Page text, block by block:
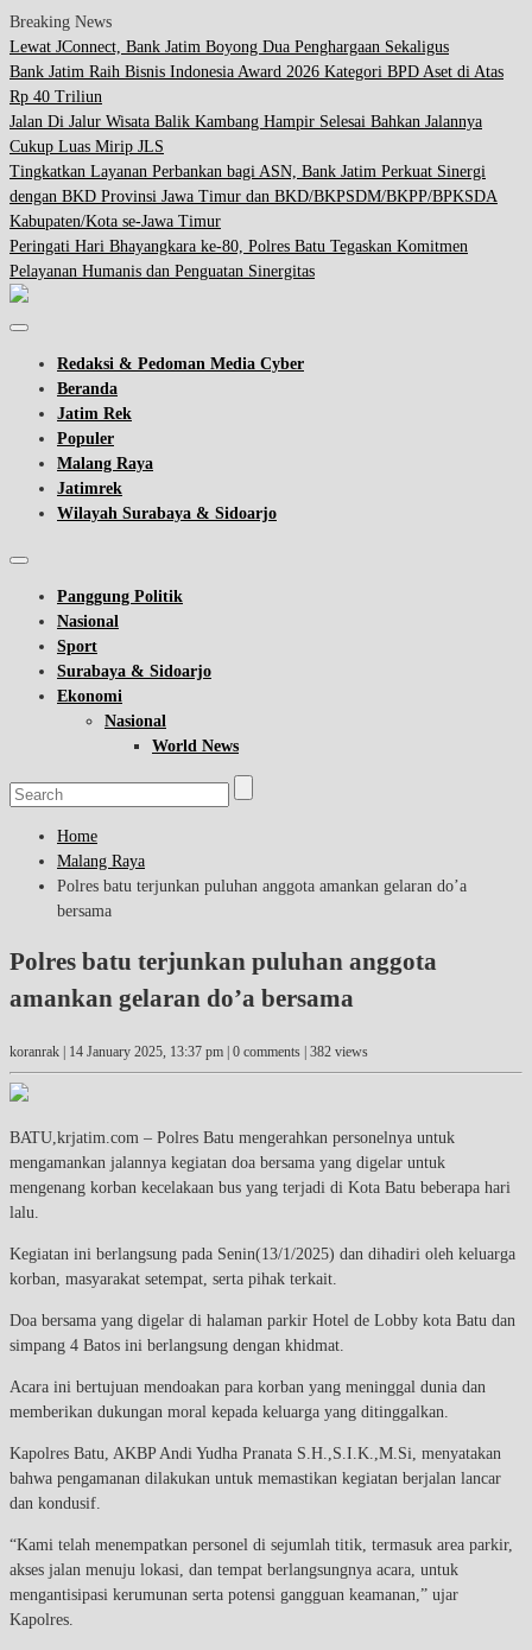
Breaking News
Lewat JConnect, Bank Jatim Boyong Dua Penghargaan Sekaligus
Bank Jatim Raih Bisnis Indonesia Award 2026 Kategori BPD Aset di Atas
Rp 40 Triliun
Jalan Di Jalur Wisata Balik Kambang Hampir Selesai Bahkan Jalannya
Cukup Luas Mirip JLS
Tingkatkan Layanan Perbankan bagi ASN, Bank Jatim Perkuat Sinergi
dengan BKD Provinsi Jawa Timur dan BKD/BKPSDM/BKPP/BPKSDA
Kabupaten/Kota se-Jawa Timur
Peringati Hari Bhayangkara ke-80, Polres Batu Tegaskan Komitmen
Pelayanan Humanis dan Penguatan Sinergitas
Redaksi & Pedoman Media Cyber
Beranda
Jatim Rek
Populer
Malang Raya
Jatimrek
Wilayah Surabaya & Sidoarjo
Panggung Politik
Nasional
Sport
Surabaya & Sidoarjo
Ekonomi
Nasional
World News
Home
Malang Raya
Polres batu terjunkan puluhan anggota amankan gelaran do’a
bersama
Polres batu terjunkan puluhan anggota
amankan gelaran do’a bersama
koranrak | 14 January 2025, 13:37 pm | 0 comments | 382 views
BATU,krjatim.com – Polres Batu mengerahkan personelnya untuk
mengamankan jalannya kegiatan doa bersama yang digelar untuk
mengenang korban kecelakaan bus yang terjadi di Kota Batu beberapa hari
lalu.
Kegiatan ini berlangsung pada Senin(13/1/2025) dan dihadiri oleh keluarga
korban, masyarakat setempat, serta pihak terkait.
Doa bersama yang digelar di halaman parkir Hotel de Lobby kota Batu dan
simpang 4 Batos ini berlangsung dengan khidmat.
Acara ini bertujuan mendoakan para korban yang meninggal dunia dan
memberikan dukungan moral kepada keluarga yang ditinggalkan.
Kapolres Batu, AKBP Andi Yudha Pranata S.H.,S.I.K.,M.Si, menyatakan
bahwa pengamanan dilakukan untuk memastikan kegiatan berjalan lancar
dan kondusif.
“Kami telah menempatkan personel di sejumlah titik, termasuk area parkir,
akses jalan menuju lokasi, dan tempat berlangsungnya acara, untuk
mengantisipasi kerumunan serta potensi gangguan keamanan,” ujar
Kapolres.